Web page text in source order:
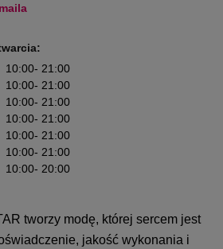
10:00- 21:00
10:00- 21:00
10:00- 21:00
10:00- 21:00
10:00- 21:00
10:00- 21:00
10:00- 20:00
tworzy modę, której sercem jest
jakość wykonania i